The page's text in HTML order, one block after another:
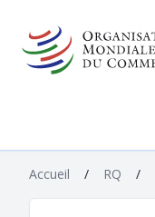
Accueil / RQ /